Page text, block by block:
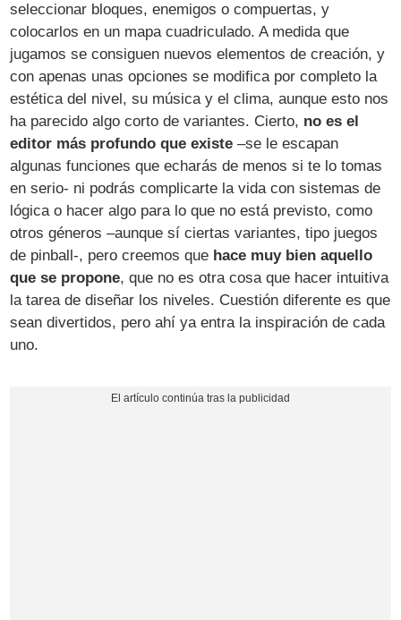
seleccionar bloques, enemigos o compuertas, y
colocarlos en un mapa cuadriculado. A medida que
jugamos se consiguen nuevos elementos de creación, y
con apenas unas opciones se modifica por completo la
estética del nivel, su música y el clima, aunque esto nos
ha parecido algo corto de variantes. Cierto, no es el
editor más profundo que existe –se le escapan
algunas funciones que echarás de menos si te lo tomas
en serio- ni podrás complicarte la vida con sistemas de
lógica o hacer algo para lo que no está previsto, como
otros géneros –aunque sí ciertas variantes, tipo juegos
de pinball-, pero creemos que hace muy bien aquello
que se propone, que no es otra cosa que hacer intuitiva
la tarea de diseñar los niveles. Cuestión diferente es que
sean divertidos, pero ahí ya entra la inspiración de cada
uno.